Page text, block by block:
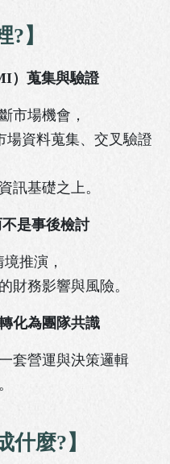
?】
）蒐集與驗證
市場機會，
場資料蒐集、交叉驗證
訊基礎之上。
是事後檢討
境推演，
財務影響與風險。
化為團隊共識
套營運與決策邏輯
什麼?】